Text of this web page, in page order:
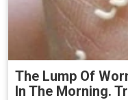
The Lump Of
In The Morning.